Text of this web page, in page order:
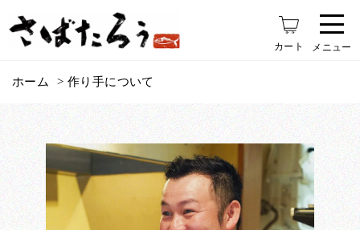
カート メニュー
ホーム 作り手について